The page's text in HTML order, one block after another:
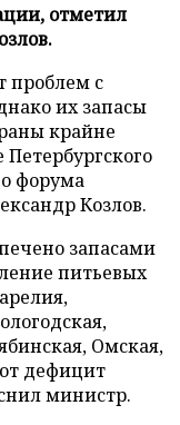
отметил
проблем с
их запасы
крайне
форума
Козлов.
запасами
питьевых
Омская,
дефицит
министр.